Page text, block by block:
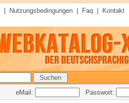
Nutzungsbedingungen Faq Kontakt
eMail: Passwort: